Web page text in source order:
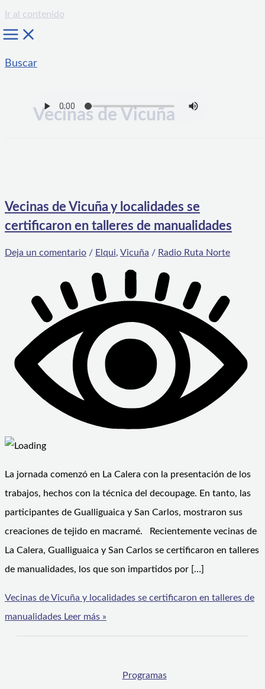
Ir al contenido
Buscar
Vecinas de Vicuña
Vecinas de Vicuña y localidades se
certificaron en talleres de manualidades
Deja un comentario / Elqui, Vicuña / Radio Ruta Norte
La jornada comenzó en La Calera con la presentación de los
trabajos, hechos con la técnica del decoupage. En tanto, las
participantes de Gualliguaica y San Carlos, mostraron sus
creaciones de tejido en macramé. Recientemente vecinas de
La Calera, Gualliguaica y San Carlos se certificaron en talleres
de manualidades, los que son impartidos por […]
Vecinas de Vicuña y localidades se certificaron en talleres de
manualidades Leer más »
Programas